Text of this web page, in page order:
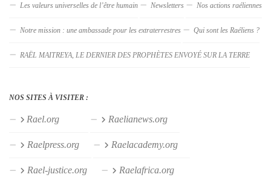
Les valeurs universelles de l’être humain Newsletters Nos actions raéliennes
Notre mission : une ambassade pour les extraterrestres Qui sont les Raéliens ?
RAËL MAITREYA, LE DERNIER DES PROPHÈTES ENVOYÉ SUR LA TERRE
NOS SITES À VISITER :
Rael.org Raelianews.org
Raelpress.org Raelacademy.org
Rael-justice.org Raelafrica.org